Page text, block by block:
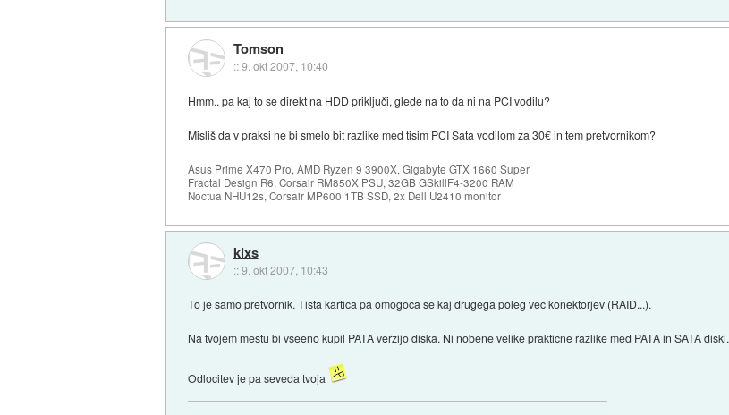
Tomson
::9. okt 2007, 10:40
Hmm.. pa kaj to se direkt na HDD priključi, glede na to da ni na PCI vodilu?
Misliš da v praksi ne bi smelo bit razlike med tisim PCI Sata vodilom za 30€ in tem pretvornikom?
Asus Prime X470 Pro, AMD Ryzen 9 3900X, Gigabyte GTX 1660 Super
Fractal Design R6, Corsair RM850X PSU, 32GB GSkillF4-3200 RAM
Noctua NHU12s, Corsair MP600 1TB SSD, 2x Dell U2410 monitor
kixs
::9. okt 2007, 10:43
To je samo pretvornik. Tista kartica pa omogoca se kaj drugega poleg vec konektorjev (RAID...).
Na tvojem mestu bi vseeno kupil PATA verzijo diska. Ni nobene velike prakticne razlike med PATA in SATA diski.
Odlocitev je pa seveda tvoja